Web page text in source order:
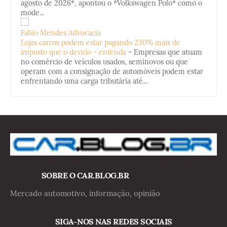
agosto de 2026*, apontou o *Volkswagen Polo* como o
mode...
Fabio Mendes Advocacia
Lojas carros podem estar pagando 230% mais de
imposto que o devido - entenda - Empresas que atuam
no comércio de veículos usados, seminovos ou que
operam com a consignação de automóveis podem estar
enfrentando uma carga tributária até...
SOBRE O CAR.BLOG.BR
Mercado automotivo, informação, opinião
SIGA-NOS NAS REDES SOCIAIS